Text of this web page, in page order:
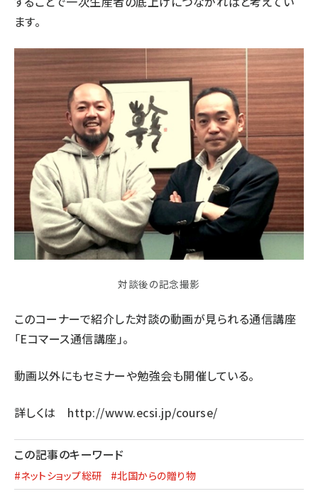
ます。
対談後の記念撮影
このコーナーで紹介した対談の動画が見られる通信講座
「Eコマース通信講座」。
動画以外にもセミナーや勉強会も開催している。
詳しくは http://www.ecsi.jp/course/
この記事のキーワード
#ネットショップ総研 #北国からの贈り物